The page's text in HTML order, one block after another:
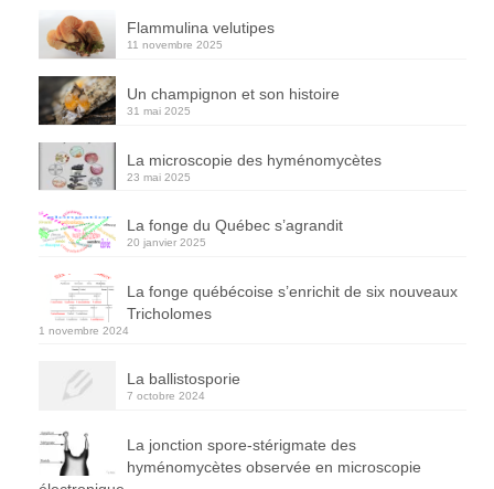
Flammulina velutipes
11 novembre 2025
Un champignon et son histoire
31 mai 2025
La microscopie des hyménomycètes
23 mai 2025
La fonge du Québec s’agrandit
20 janvier 2025
La fonge québécoise s’enrichit de six nouveaux
Tricholomes
1 novembre 2024
La ballistosporie
7 octobre 2024
La jonction spore-stérigmate des
hyménomycètes observée en microscopie